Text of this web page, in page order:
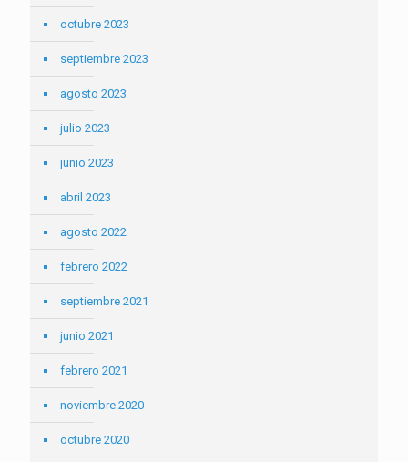
octubre 2023
septiembre 2023
agosto 2023
julio 2023
junio 2023
abril 2023
agosto 2022
febrero 2022
septiembre 2021
junio 2021
febrero 2021
noviembre 2020
octubre 2020